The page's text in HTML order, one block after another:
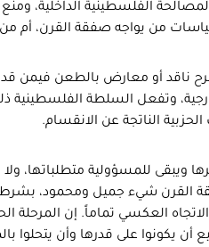
الفلسطينية الداخلية،
من يواجه صفقة القرن، أم
ناقد أو معارض بالطعن فيمن
وتفعل السلطة الفلسطينية
الناتجة عن الانقسام.
ويبقى للمسؤولية متطلباتها،
القرن شيء جميل ومحمود، بشرط
العكسي تماماً. إن المرحلة
يكونوا على قدرها وأن يتحلوا